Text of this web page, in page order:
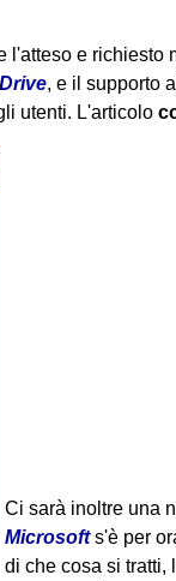
l'atteso e richiesto
, e il supporto
utenti. L'articolo
Ci sarà inoltre una
Microsofts'è per
di che cosa si tratti,